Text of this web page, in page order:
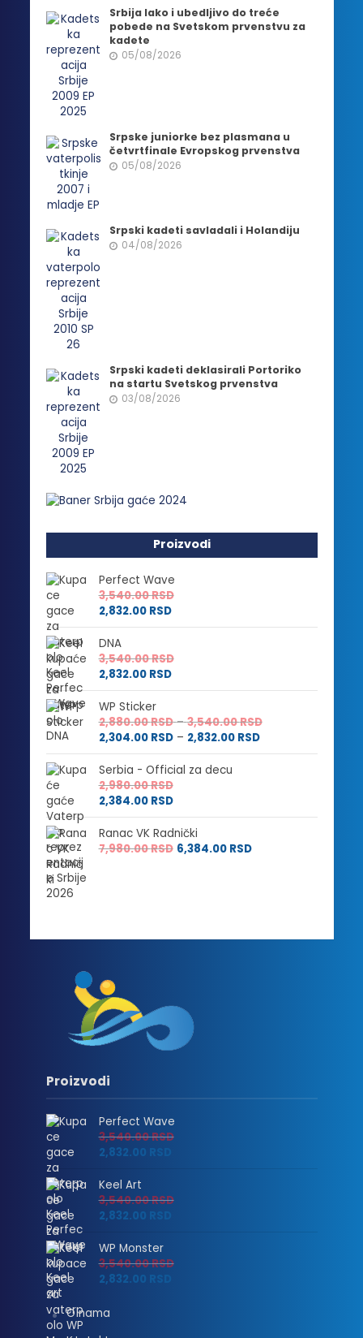
Srbija lako i ubedljivo do treće
pobede na Svetskom prvenstvu za
kadete
05/08/2026
Srpske juniorke bez plasmana u
četvrtfinale Evropskog prvenstva
05/08/2026
Srpski kadeti savladali i Holandiju
04/08/2026
Srpski kadeti deklasirali Portoriko
na startu Svetskog prvenstva
03/08/2026
Proizvodi
Perfect Wave
3,540.00RSD
2,832.00 RSD
DNA
3,540.00RSD
2,832.00 RSD
WP Sticker
2,880.00RSD – 3,540.00RSDRaspon
od
2,304.00 RSD – 2,832.00 RSDRaspon
cena:
2,832.00 RSD
Serbia - Official za decu
2,980.00RSD
2,384.00 RSD
Ranac VK Radnički
7,980.00RSD 6,384.00 RSD
Proizvodi
Perfect Wave
3,540.00RSD
2,832.00 RSD
Keel Art
3,540.00RSD
2,832.00 RSD
WP Monster
3,540.00RSD
2,832.00 RSD
O nama